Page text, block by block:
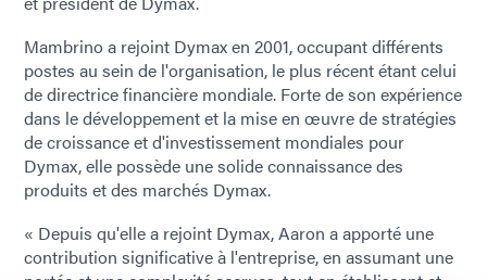
Mambrino a rejoint Dymax en 2001, occupant différents
postes au sein de l'organisation, le plus récent étant celui
de directrice financière mondiale. Forte de son expérience
dans le développement et la mise en œuvre de stratégies
de croissance et d'investissement mondiales pour
Dymax, elle possède une solide connaissance des
produits et des marchés Dymax.
« Depuis qu'elle a rejoint Dymax, Aaron a apporté une
contribution significative à l'entreprise, en assumant une